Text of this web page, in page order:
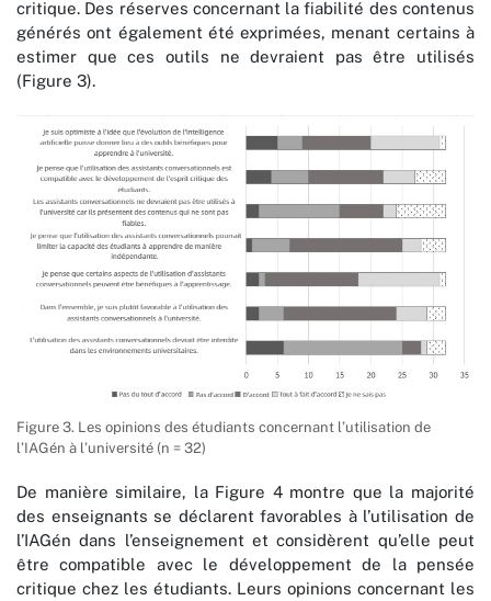
critique. Des réserves concernant la fiabilité des contenus
générés ont également été exprimées, menant certains à
estimer que ces outils ne devraient pas être utilisés
(Figure 3).
Figure 3. Les opinions des étudiants concernant l’utilisation de
l’IAGén à l’université (n = 32)
De manière similaire, la Figure 4 montre que la majorité
des enseignants se déclarent favorables à l’utilisation de
l’IAGén dans l’enseignement et considèrent qu’elle peut
être compatible avec le développement de la pensée
critique chez les étudiants. Leurs opinions concernant les